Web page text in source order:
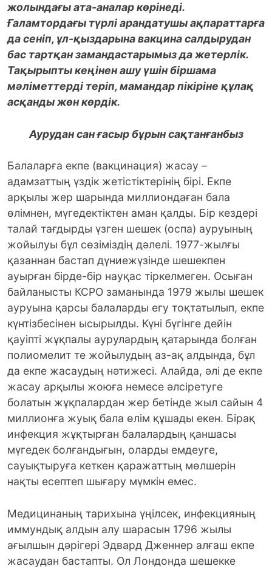
жолындағы ата-аналар көрінеді.
Ғаламтордағы түрлі арандатушы ақпараттарға
да сеніп, ұл-қыздарына вакцина салдырудан
бас тартқан замандастарымыз да жетерлік.
Тақырыпты кеңінен ашу үшін біршама
мәліметтерді теріп, мамандар пікіріне құлақ
асқанды жөн көрдік.
Аурудан сан ғасыр бұрын сақтанғанбыз
Балаларға екпе (вакцинация) жасау –
адамзаттың үздік жетістіктерінің бірі. Екпе
арқылы жер шарында миллиондаған бала
өлімнен, мүгедектіктен аман қалды. Бір кездері
талай тағдырды үзген шешек (оспа) ауруының
жойылуы бұл сөзіміздің дәлелі. 1977-жылғы
қазаннан бастап дүниежүзінде шешекпен
ауырған бірде-бір науқас тіркелмеген. Осыған
байланысты КСРО заманында 1979 жылы шешек
ауруына қарсы балаларды егу тоқтатылып, екпе
күнтізбесінен ысырылды. Күні бүгінге дейін
қауіпті жұқпалы аурулардың қатарында болған
полиомелит те жойылудың аз-ақ алдында, бұл
да екпе жасаудың нәтижесі. Алайда, әлі де екпе
жасау арқылы жоюға немесе әлсіретуге
болатын жұқпалардан жер бетінде жыл сайын 4
миллионға жуық бала өлім құшады екен. Бірақ
инфекция жұқтырған балалардың қаншасы
мүгедек болғандығын, оларды емдеуге,
сауықтыруға кеткен қаражаттың мөлшерін
нақты есептеп шығару мүмкін емес.
Медицинаның тарихына үңілсек, инфекцияның
иммундық алдын алу шарасын 1796 жылы
ағылшын дәрігері Эдвард Дженнер алғаш екпе
жасаудан бастапты. Ол Лондонда шешекке